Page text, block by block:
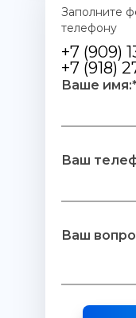
Заполните
телефону
+7 (909)
+7 (918)
Ваше
Ваш
Ваш